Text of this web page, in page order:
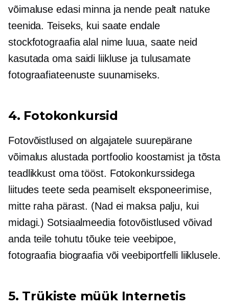
võimaluse edasi minna ja nende pealt natuke
teenida. Teiseks, kui saate endale
stockfotograafia alal nime luua, saate neid
kasutada oma saidi liikluse ja tulusamate
fotograafiateenuste suunamiseks.
4. Fotokonkursid
Fotovõistlused on algajatele suurepärane
võimalus alustada portfoolio koostamist ja tõsta
teadlikkust oma tööst. Fotokonkurssidega
liitudes teete seda peamiselt eksponeerimise,
mitte raha pärast. (Nad ei maksa palju, kui
midagi.) Sotsiaalmeedia fotovõistlused võivad
anda teile tohutu tõuke teie veebipoe,
fotograafia biograafia või veebiportfelli liiklusele.
5. Trükiste müük Internetis